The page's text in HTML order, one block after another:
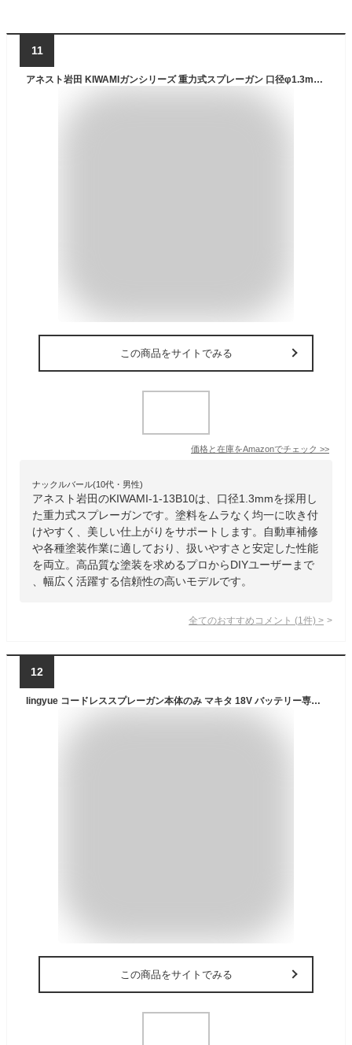
11
アネスト岩田 KIWAMIガンシリーズ 重力式スプレーガン 口径φ1.3mm KIWAMI-1-13B10 シルバー
この商品をサイトでみる
価格と在庫をAmazonでチェック >>
ナックルバール(10代・男性)
アネスト岩田のKIWAMI-1-13B10は、口径1.3mmを採用し
た重力式スプレーガンです。塗料をムラなく均一に吹き付
けやすく、美しい仕上がりをサポートします。自動車補修
や各種塗装作業に適しており、扱いやすさと安定した性能
を両立。高品質な塗装を求めるプロからDIYユーザーまで
、幅広く活躍する信頼性の高いモデルです。
全てのおすすめコメント (1 件) >
12
lingyue コードレススプレーガン本体のみ マキタ 18V バッテリー専用 BL1830 BL1840 BL1850B BL1860B バッテリー対応 本体のみ
この商品をサイトでみる